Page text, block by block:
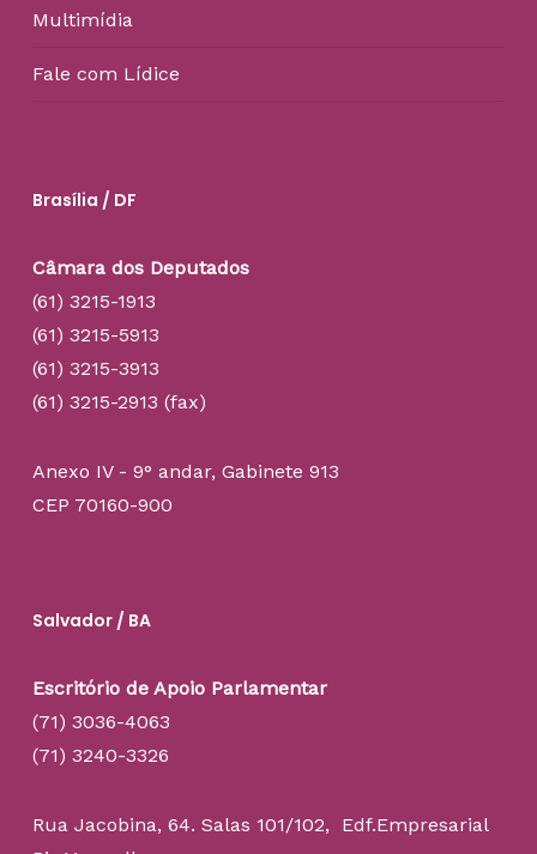
Multimídia
Fale com Lídice
Brasília / DF
Câmara dos Deputados
(61) 3215-1913
(61) 3215-5913
(61) 3215-3913
(61) 3215-2913 (fax)
Anexo IV - 9° andar, Gabinete 913
CEP 70160-900
Salvador / BA
Escritório de Apoio Parlamentar
(71) 3036-4063
(71) 3240-3326
Rua Jacobina, 64. Salas 101/102, Edf.Empresarial